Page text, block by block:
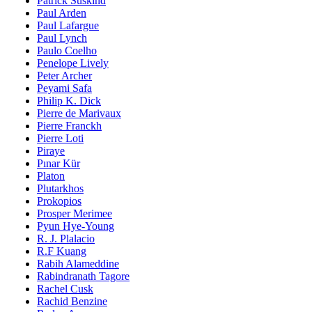
Paul Arden
Paul Lafargue
Paul Lynch
Paulo Coelho
Penelope Lively
Peter Archer
Peyami Safa
Philip K. Dick
Pierre de Marivaux
Pierre Franckh
Pierre Loti
Piraye
Pınar Kür
Platon
Plutarkhos
Prokopios
Prosper Merimee
Pyun Hye-Young
R. J. Plalacio
R.F Kuang
Rabih Alameddine
Rabindranath Tagore
Rachel Cusk
Rachid Benzine